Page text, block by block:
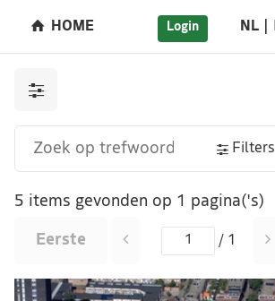
HOME Login NL
Filters
5 items gevonden op 1 pagina('s)
Eerste / 1